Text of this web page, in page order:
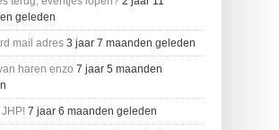
geleden
mail adres 3 jaar 7 maanden geleden
haren enzo 7 jaar 5 maanden
JHP! 7 jaar 6 maanden geleden